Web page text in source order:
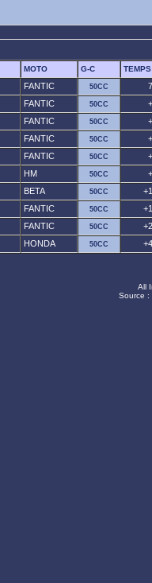
MOTO G-C TEMPS
FANTIC 50CC
FANTIC 50CC
FANTIC 50CC
FANTIC 50CC
FANTIC 50CC
HM 50CC
BETA 50CC
FANTIC 50CC
FANTIC 50CC
HONDA 50CC
All
Source :